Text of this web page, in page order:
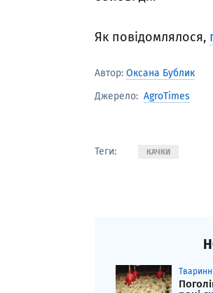
Як повідомлялося,
Автор: Оксана Бублик
Джерело: AgroTimes
Теги: КАЧКИ